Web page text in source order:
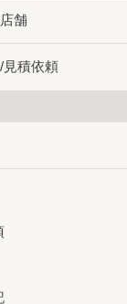
舗
見積依頼